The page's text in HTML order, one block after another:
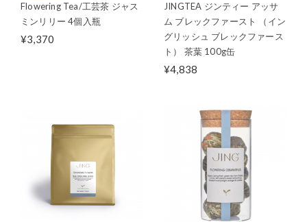
Flowering Tea/工芸茶 ジャス
ミンリリー 4個入瓶
¥3,370
JINGTEA ジンティー アッサ
ム ブレックファースト （イン
グリッシュ ブレックファース
ト） 茶葉 100g缶
¥4,838